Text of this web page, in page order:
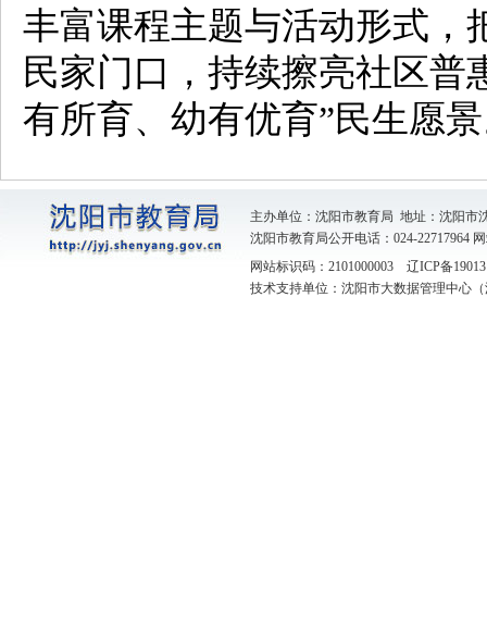
丰富课程主题与活动形式，
民家门口，持续擦亮社区普
有所育、幼有优育”民生愿
主办单位：沈阳市教育局 地址：沈阳
沈阳市教育局公开电话：024-22717964
网站标识码：2101000003 辽ICP备
技术支持单位：沈阳市大数据管理中心